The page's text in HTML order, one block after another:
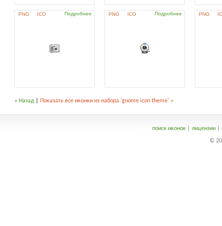
PNG ICO Подробнее PNG ICO Подробнее PNG
« Назад Показать все иконки из набора 'gnome icon theme' »
поиск иконок| лицензии|
©